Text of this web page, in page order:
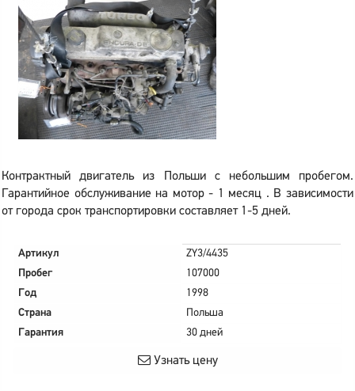
Контрактный двигатель из Польши с небольшим пробегом.
Гарантийное обслуживание на мотор - 1 месяц . В зависимости
от города срок транспортировки составляет 1-5 дней.
Артикул
ZY3/4435
Пробег
107000
Год
1998
Страна
Польша
Гарантия
30 дней
Узнать цену